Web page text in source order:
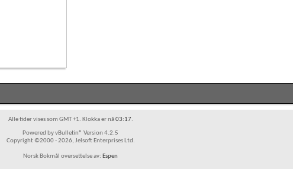
Alle tider vises som GMT +1. Klokka er nå03:17.
Powered by vBulletin® Version 4.2.5
Copyright ©2000 - 2026, Jelsoft Enterprises Ltd.
Norsk Bokmål oversettelse av: Espen